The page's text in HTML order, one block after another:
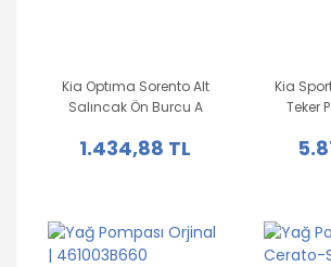
Kia Optıma Sorento Alt
Salıncak Ön Burcu A
1.434,88 TL
Kia
Teker